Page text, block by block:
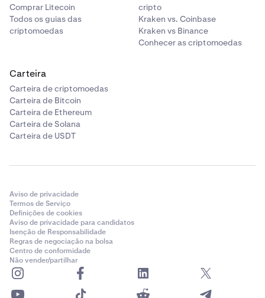
Comprar Litecoin
Todos os guias das
criptomoedas
cripto
Kraken vs. Coinbase
Kraken vs Binance
Conhecer as criptomoedas
Carteira
Carteira de criptomoedas
Carteira de Bitcoin
Carteira de Ethereum
Carteira de Solana
Carteira de USDT
Aviso de privacidade
Termos de Serviço
Definições de cookies
Aviso de privacidade para candidatos
Isenção de Responsabilidade
Regras de negociação na bolsa
Centro de conformidade
Não vender/partilhar